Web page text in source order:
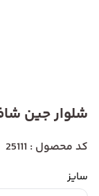
شلوار جین شافل
کد محصول : 25111
سایز